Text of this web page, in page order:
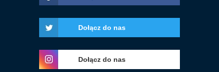
Dołącz do nas
Dołącz do nas